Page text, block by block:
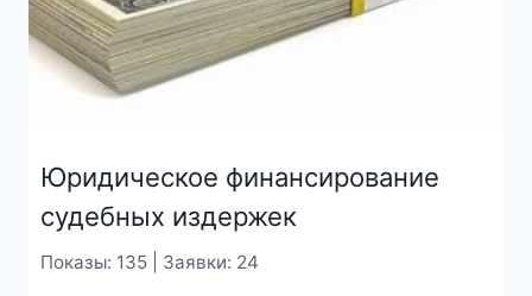
Юридическое финансирование
судебных издержек
Показы: 135 | Заявки: 24